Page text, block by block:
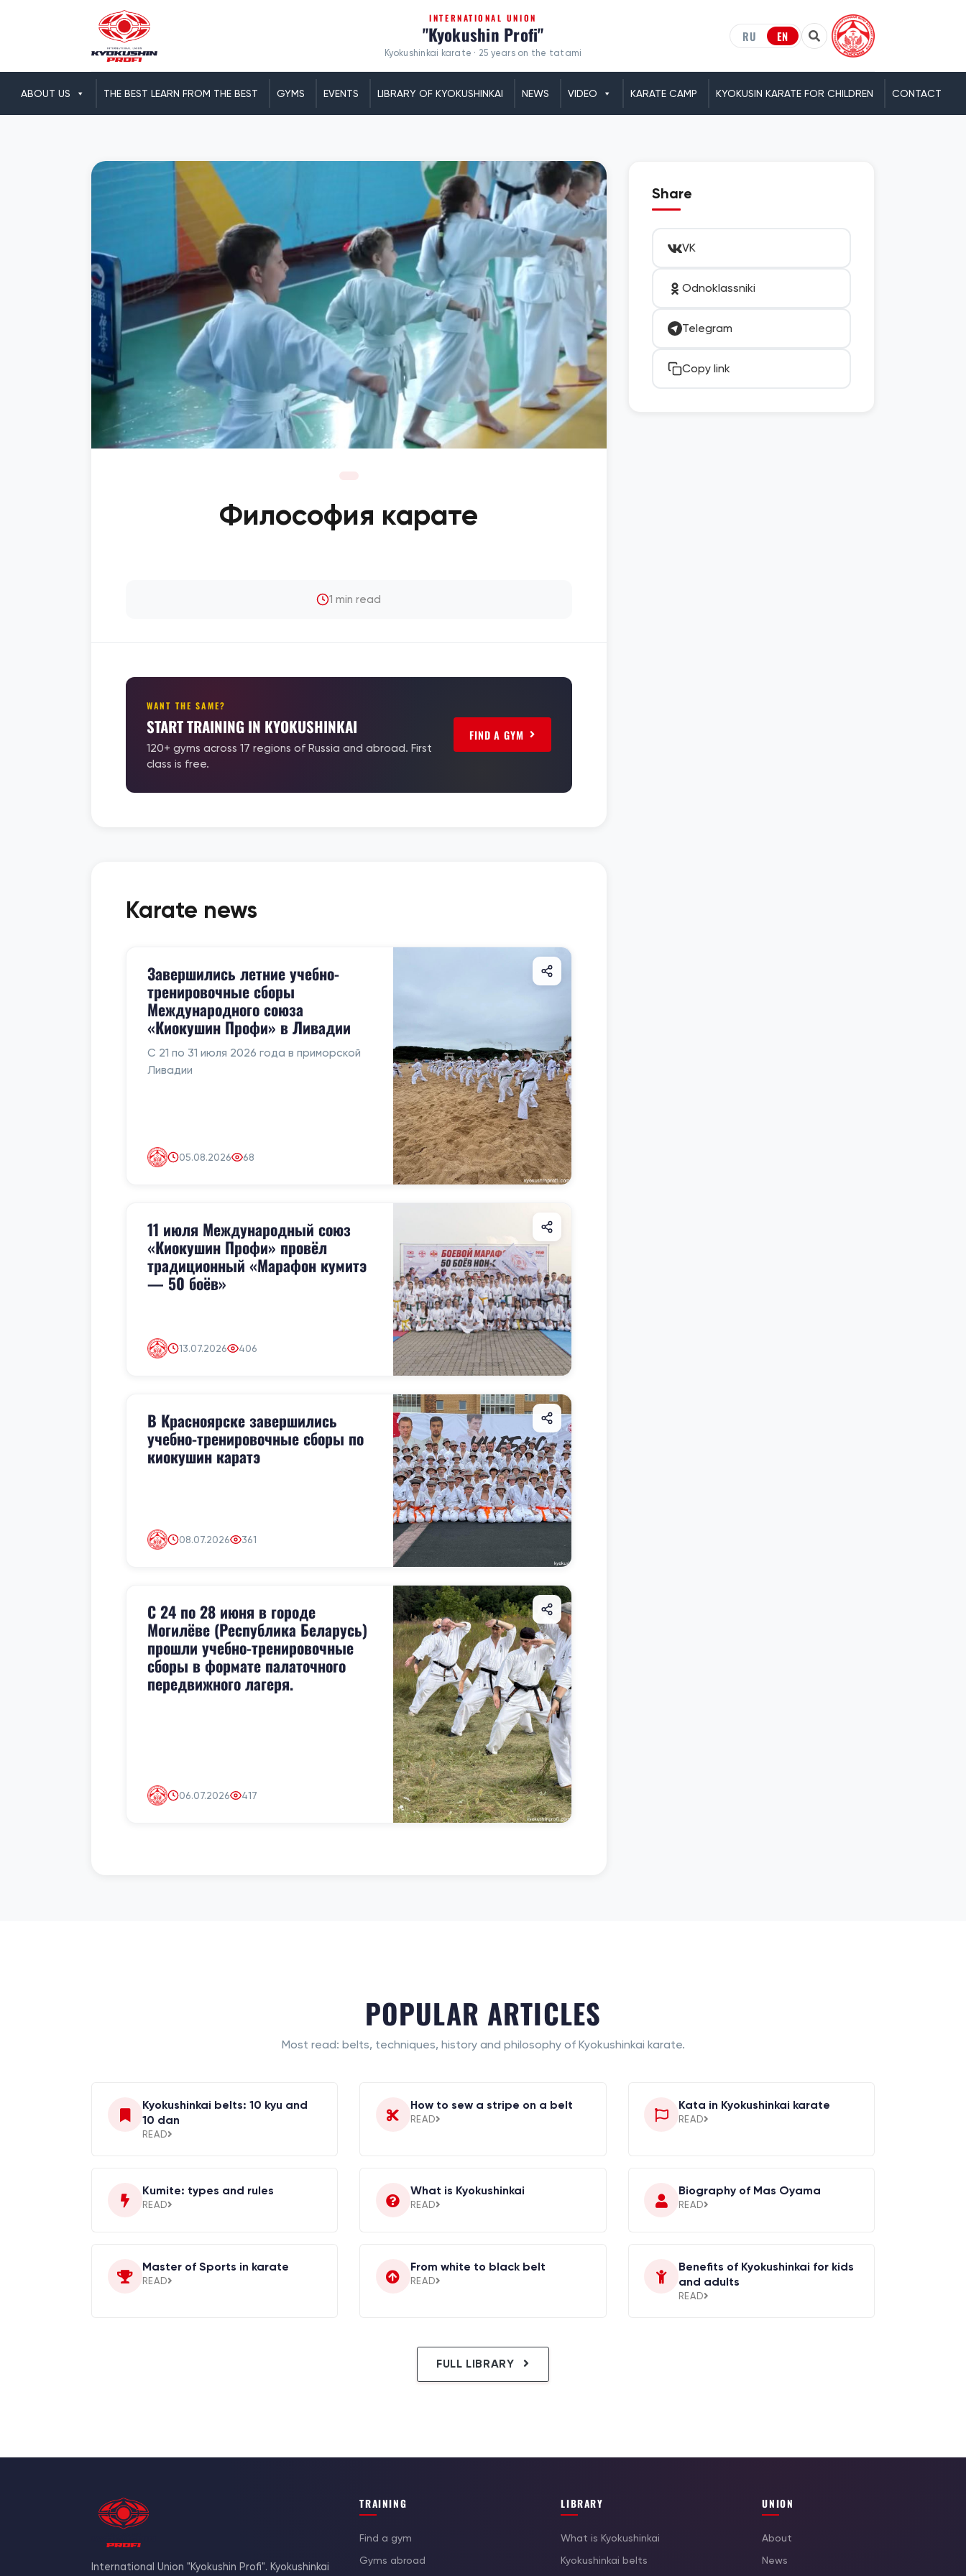
INTERNATIONAL UNION
"Kyokushin Profi"
Kyokushinkai karate · 25 years on the tatami
RU EN
ABOUT US THE BEST LEARN FROM THE BEST GYMS EVENTS LIBRARY OF KYOKUSHINKAI NEWS VIDEO KARATE CAMP KYOKUSIN KARATE FOR CHILDREN CONTACT
Философия карате
1 min read
WANT THE SAME?
START TRAINING IN KYOKUSHINKAI
120+ gyms across 17 regions of Russia and abroad. First
class is free.
FIND A GYM
Karate news
Завершились летние учебно-
тренировочные сборы
Международного союза
«Киокушин Профи» в Ливадии
С 21 по 31 июля 2026 года в приморской
Ливадии
05.08.2026 68
11 июля Международный союз
«Киокушин Профи» провёл
традиционный «Марафон кумитэ
— 50 боёв»
13.07.2026 406
В Красноярске завершились
учебно-тренировочные сборы по
киокушин каратэ
08.07.2026 361
С 24 по 28 июня в городе
Могилёве (Республика Беларусь)
прошли учебно-тренировочные
сборы в формате палаточного
передвижного лагеря.
06.07.2026 417
Share
VK
Odnoklassniki
Telegram
Copy link
POPULAR ARTICLES
Most read: belts, techniques, history and philosophy of Kyokushinkai karate.
Kyokushinkai belts: 10 kyu and
10 dan
READ
How to sew a stripe on a belt
READ
Kata in Kyokushinkai karate
READ
Kumite: types and rules
READ
What is Kyokushinkai
READ
Biography of Mas Oyama
READ
Master of Sports in karate
READ
From white to black belt
READ
Benefits of Kyokushinkai for kids
and adults
READ
FULL LIBRARY
International Union "Kyokushin Profi". Kyokushinkai
TRAINING
Find a gym
Gyms abroad
LIBRARY
What is Kyokushinkai
Kyokushinkai belts
UNION
About
News